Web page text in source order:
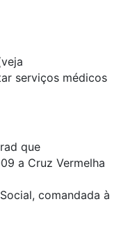
serviços médicos
que
a Cruz Vermelha
comandada à